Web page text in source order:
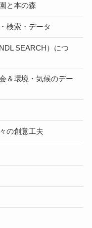
と本の森
検索・データ
SEARCH）につ
＆環境・気候のデー
の創意工夫